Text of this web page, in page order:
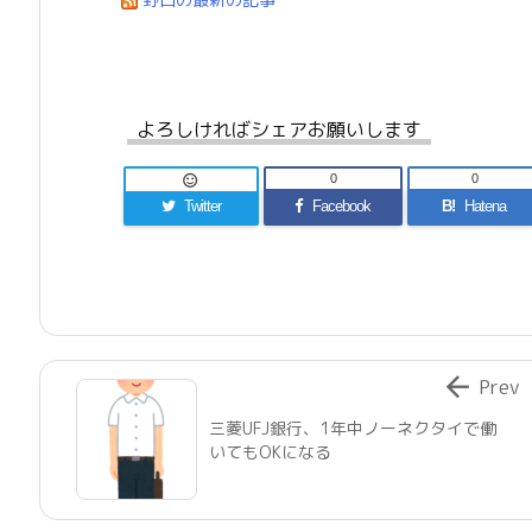
よろしければシェアお願いします
Twitter

Facebook
0
B! Hatena
0
三菱UFJ銀行、1年中ノーネクタイで働
いてもOKになる
 Prev